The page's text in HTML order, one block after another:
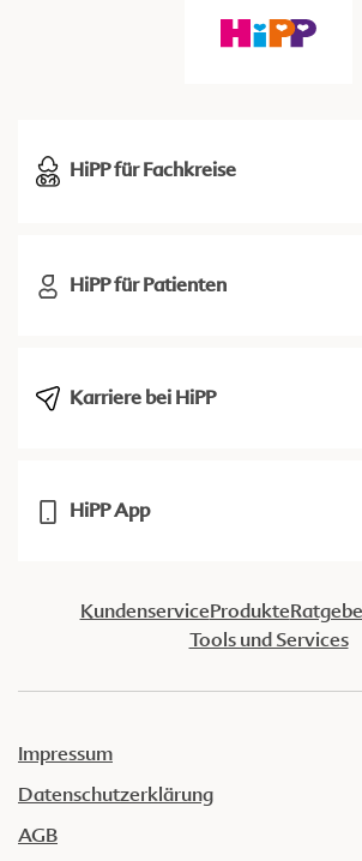
HiPP für Fachkreise
HiPP für Patienten
Karriere bei HiPP
HiPP App
KundenserviceProdukte
Tools und Services
Impressum
Datenschutzerklärung
AGB